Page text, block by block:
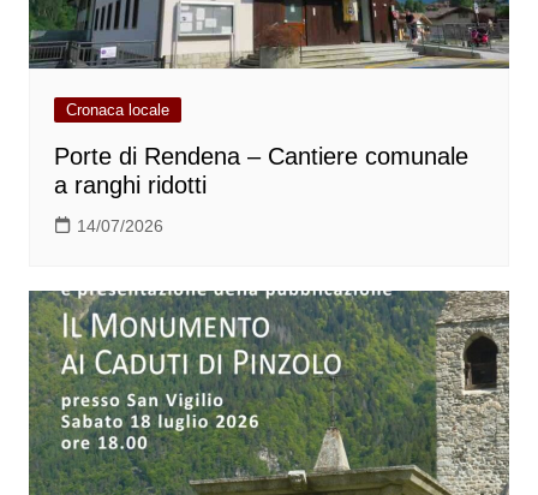
Cronaca locale
Porte di Rendena – Cantiere comunale
a ranghi ridotti
14/07/2026